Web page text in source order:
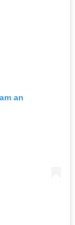
an